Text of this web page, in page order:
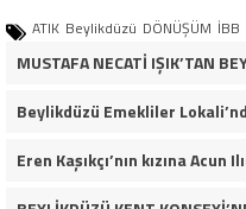
ATIK Beylikdüzü DÖNÜŞÜM İBB